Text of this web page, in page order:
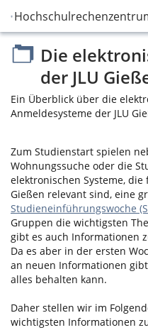
Hochschulrechenzentrum
Die
der JLU
Ein Überblick über die
Anmeldesysteme der JLU
Zum Studienstart spielen
Wohnungssuche oder die
elektronischen Systeme, die
Gießen relevant sind, eine
Studieneinführungswoche
Gruppen die wichtigsten
gibt es auch Informationen
Da es aber in der ersten
an neuen Informationen
alles behalten kann.
Daher stellen wir im
wichtigsten Informationen